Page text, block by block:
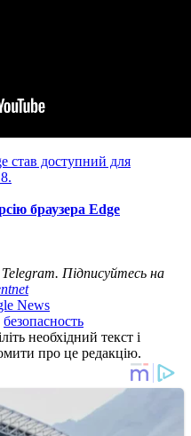
став доступний для
браузера Edge
Telegram. Підписуйтесь на
News
безопасность
необхідний текст і
про це редакцію.